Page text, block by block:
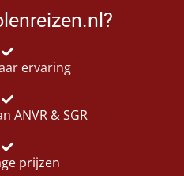
ervaring
ANVR & SGR
prijzen